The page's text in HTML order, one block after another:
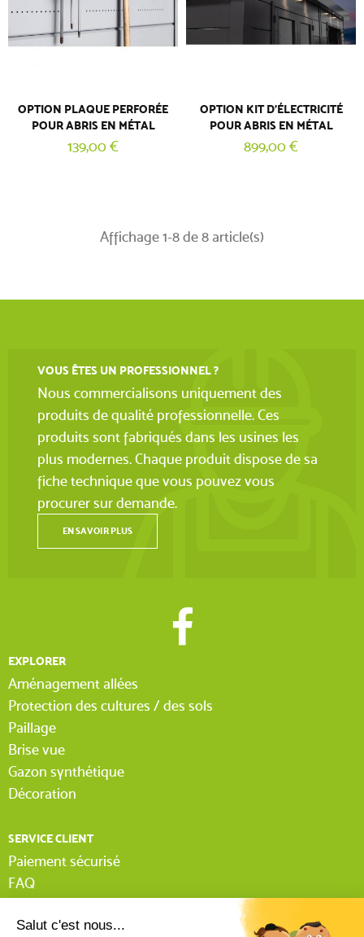
OPTION PLAQUE PERFORÉE
POUR ABRIS EN MÉTAL
139,00 €
OPTION KIT D’ÉLECTRICITÉ
POUR ABRIS EN MÉTAL
899,00 €
Affichage 1-8 de 8 article(s)
VOUS ÊTES UN PROFESSIONNEL ?
Nous commercialisons uniquement des
produits de qualité professionnelle. Ces
produits sont fabriqués dans les usines les
plus modernes. Chaque produit dispose de sa
fiche technique que vous pouvez vous
procurer sur demande.
EN SAVOIR PLUS
EXPLORER
Aménagement allées
Protection des cultures / des sols
Paillage
Brise vue
Gazon synthétique
Décoration
SERVICE CLIENT
Paiement sécurisé
FAQ
Lexique Tissnet